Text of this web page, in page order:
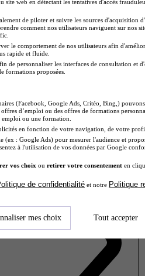
site web en détectant les tentatives d'accès
de piloter et suivre les sources d'acquisition
comment nos utilisateurs naviguent sur nos
le comportement de nos utilisateurs afin
rapide et fluide.
de personnaliser les interfaces de consultation et
formations proposées.
(Facebook, Google Ads, Critéo, Bing,)
d’emploi ou des offres de formations
ou une formation.
en fonction de votre navigation, de votre
(ex : Google Ads) pour mesurer l'audience et
à l'utilisation de vos données par Google
vos choix ou retirer votre consentement en
de confidentialité et notre Politique
mes choix Tout accepter